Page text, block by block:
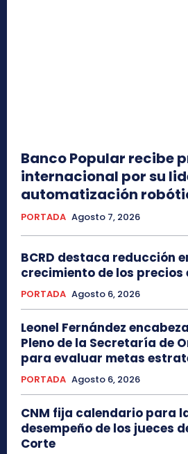
Banco Popular recibe
internacional por su
automatización
PORTADA Agosto 7, 2026
BCRD destaca reducción
crecimiento de los precios
PORTADA Agosto 6, 2026
Leonel Fernández
Pleno de la Secretaría de
para evaluar metas
PORTADA Agosto 6, 2026
CNM fija calendario para
desempeño de los jueces
Corte